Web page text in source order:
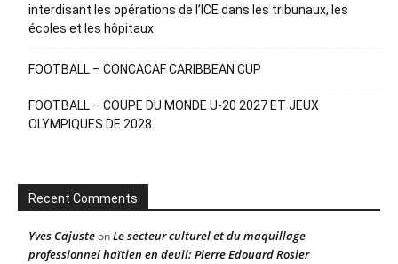
interdisant les opérations de l’ICE dans les tribunaux, les
écoles et les hôpitaux
FOOTBALL – CONCACAF CARIBBEAN CUP
FOOTBALL – COUPE DU MONDE U-20 2027 ET JEUX
OLYMPIQUES DE 2028
Recent Comments
Yves CajusteonLe secteur culturel et du maquillage
professionnel haïtien en deuil: Pierre Edouard Rosier